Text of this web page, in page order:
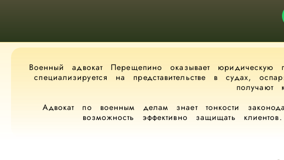
Военный адвокат Перещепино оказывает
специализируется на представительстве в судах,
получают
Адвокат по военным делам знает тонкости
возможность эффективно защищать